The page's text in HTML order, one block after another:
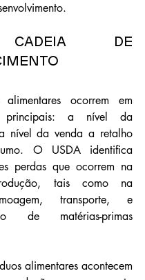
de
ocorrem em
principais: a nível da
nível da venda a retalho
O USDA identifica
perdas que ocorrem na
tais como na
transporte, e
de matérias-primas
alimentares acontecem